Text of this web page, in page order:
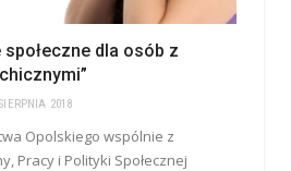
społeczne dla osób z
2018
Opolskiego wspólnie z
Pracy i Polityki Społecznej